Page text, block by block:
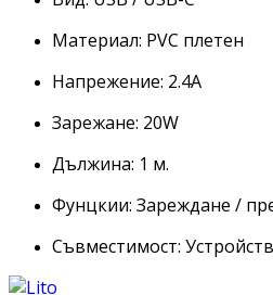
Материал: PVC плетен
Напрежение: 2.4A
Зарежане: 20W
Дължина: 1 м.
Фунцкии: Зареждане /
Съвместимост: